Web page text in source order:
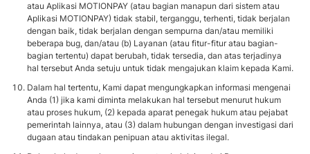
atau Aplikasi MOTIONPAY (atau bagian manapun dari sistem atau
Aplikasi MOTIONPAY) tidak stabil, terganggu, terhenti, tidak berjalan
dengan baik, tidak berjalan dengan sempurna dan/atau memiliki
beberapa bug, dan/atau (b) Layanan (atau fitur-fitur atau bagian-
bagian tertentu) dapat berubah, tidak tersedia, dan atas terjadinya
hal tersebut Anda setuju untuk tidak mengajukan klaim kepada Kami.
Dalam hal tertentu, Kami dapat mengungkapkan informasi mengenai
Anda (1) jika kami diminta melakukan hal tersebut menurut hukum
atau proses hukum, (2) kepada aparat penegak hukum atau pejabat
pemerintah lainnya, atau (3) dalam hubungan dengan investigasi dari
dugaan atau tindakan penipuan atau aktivitas ilegal.